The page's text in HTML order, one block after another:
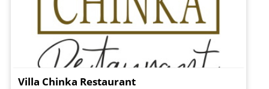
Villa Chinka Restaurant